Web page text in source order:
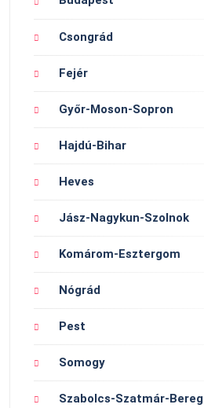
Csongrád
Fejér
Győr-Moson-Sopron
Hajdú-Bihar
Heves
Jász-Nagykun-Szolnok
Komárom-Esztergom
Nógrád
Pest
Somogy
Szabolcs-Szatmár-Bereg